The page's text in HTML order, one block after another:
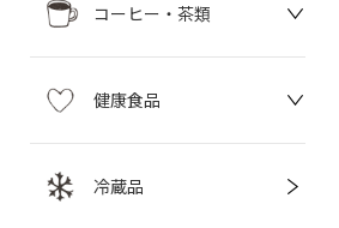
コーヒー・茶類
健康食品
冷蔵品